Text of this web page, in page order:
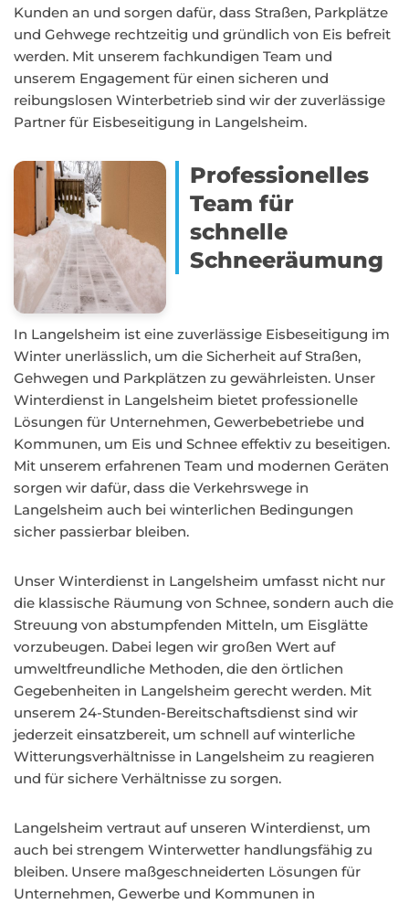
Kunden an und sorgen dafür, dass Straßen, Parkplätze
und Gehwege rechtzeitig und gründlich von Eis befreit
werden. Mit unserem fachkundigen Team und
unserem Engagement für einen sicheren und
reibungslosen Winterbetrieb sind wir der zuverlässige
Partner für Eisbeseitigung in Langelsheim.
Professionelles
Team für
schnelle
Schneeräumung
In Langelsheim ist eine zuverlässige Eisbeseitigung im
Winter unerlässlich, um die Sicherheit auf Straßen,
Gehwegen und Parkplätzen zu gewährleisten. Unser
Winterdienst in Langelsheim bietet professionelle
Lösungen für Unternehmen, Gewerbebetriebe und
Kommunen, um Eis und Schnee effektiv zu beseitigen.
Mit unserem erfahrenen Team und modernen Geräten
sorgen wir dafür, dass die Verkehrswege in
Langelsheim auch bei winterlichen Bedingungen
sicher passierbar bleiben.
Unser Winterdienst in Langelsheim umfasst nicht nur
die klassische Räumung von Schnee, sondern auch die
Streuung von abstumpfenden Mitteln, um Eisglätte
vorzubeugen. Dabei legen wir großen Wert auf
umweltfreundliche Methoden, die den örtlichen
Gegebenheiten in Langelsheim gerecht werden. Mit
unserem 24-Stunden-Bereitschaftsdienst sind wir
jederzeit einsatzbereit, um schnell auf winterliche
Witterungsverhältnisse in Langelsheim zu reagieren
und für sichere Verhältnisse zu sorgen.
Langelsheim vertraut auf unseren Winterdienst, um
auch bei strengem Winterwetter handlungsfähig zu
bleiben. Unsere maßgeschneiderten Lösungen für
Unternehmen, Gewerbe und Kommunen in